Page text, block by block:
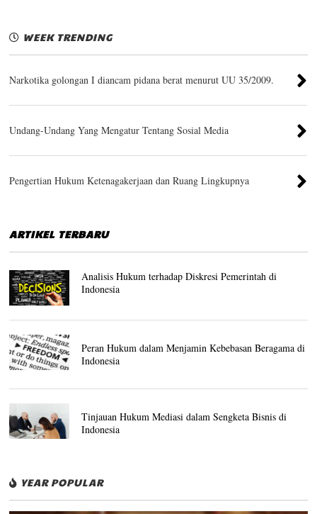
WEEK TRENDING
Narkotika golongan I diancam pidana berat menurut UU 35/2009.
Undang-Undang Yang Mengatur Tentang Sosial Media
Pengertian Hukum Ketenagakerjaan dan Ruang Lingkupnya
ARTIKEL TERBARU
Analisis Hukum terhadap Diskresi Pemerintah di
Indonesia
Peran Hukum dalam Menjamin Kebebasan Beragama di
Indonesia
Tinjauan Hukum Mediasi dalam Sengketa Bisnis di
Indonesia
YEAR POPULAR